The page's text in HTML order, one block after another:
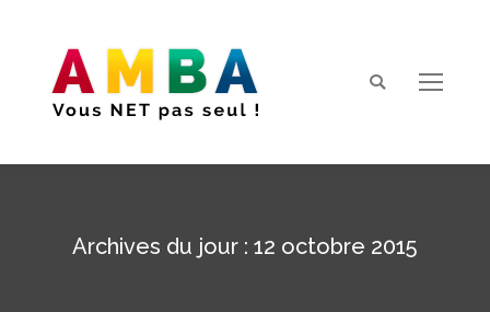
Search:
Archives du jour :12 octobre 2015